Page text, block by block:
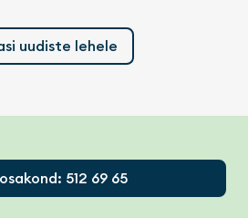
uudiste lehele
512 69 65